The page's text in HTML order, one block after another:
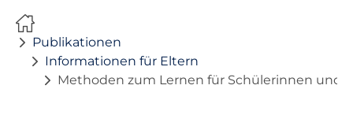
Publikationen
Publikationen
Informationen für Eltern
Methoden zum Lernen für Schülerinnen und